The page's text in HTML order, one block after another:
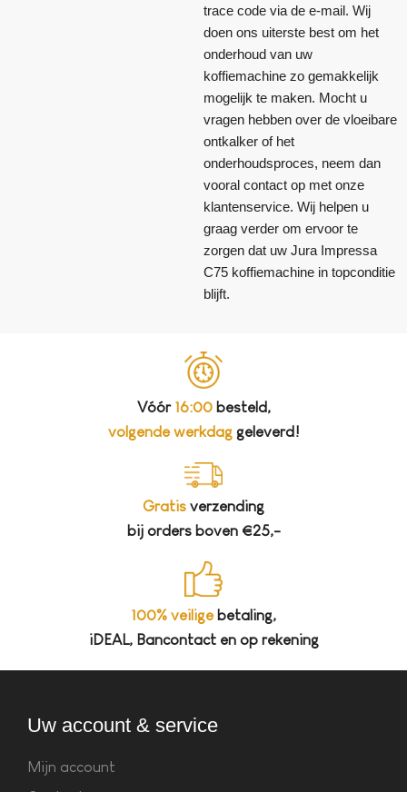
trace code via de e-mail. Wij
doen ons uiterste best om het
onderhoud van uw
koffiemachine zo gemakkelijk
mogelijk te maken. Mocht u
vragen hebben over de vloeibare
ontkalker of het
onderhoudsproces, neem dan
vooral contact op met onze
klantenservice. Wij helpen u
graag verder om ervoor te
zorgen dat uw Jura Impressa
C75 koffiemachine in topconditie
blijft.
Vóór 16:00besteld,
volgende werkdaggeleverd!
Gratis verzending
bij orders boven €25,-
100% veiligebetaling,
iDEAL, Bancontact en op rekening
Uw account & service
Mijn account